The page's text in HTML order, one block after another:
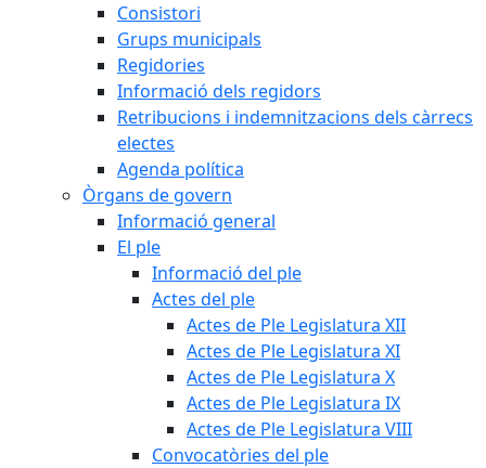
Consistori
Grups municipals
Regidories
Informació dels regidors
Retribucions i indemnitzacions dels càrrecs
electes
Agenda política
Òrgans de govern
Informació general
El ple
Informació del ple
Actes del ple
Actes de Ple Legislatura XII
Actes de Ple Legislatura XI
Actes de Ple Legislatura X
Actes de Ple Legislatura IX
Actes de Ple Legislatura VIII
Convocatòries del ple